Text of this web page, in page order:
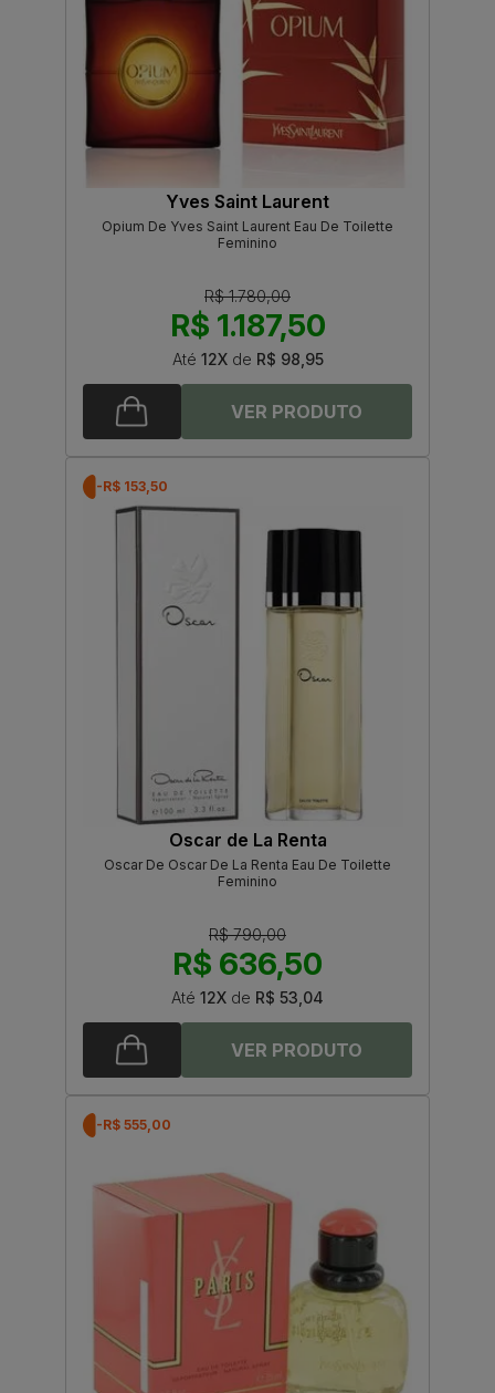
Yves Saint Laurent
Opium De Yves Saint Laurent Eau De Toilette
Feminino
R$ 1.780,00
R$ 1.187,50
Até 12Xde R$ 98,95
-R$ 153,50
Oscar de La Renta
Oscar De Oscar De La Renta Eau De Toilette
Feminino
R$ 790,00
R$ 636,50
Até 12X de R$ 53,04
-R$ 555,00